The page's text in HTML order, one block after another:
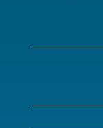
پزشکی و خدمات
خدمات دارویی